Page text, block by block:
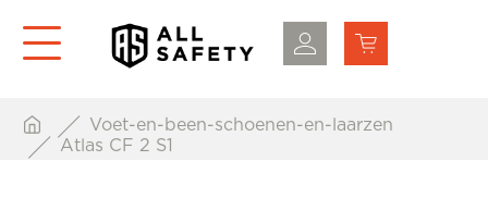
Voet-en-been-schoenen-en-laarzen
Atlas CF 2 S1